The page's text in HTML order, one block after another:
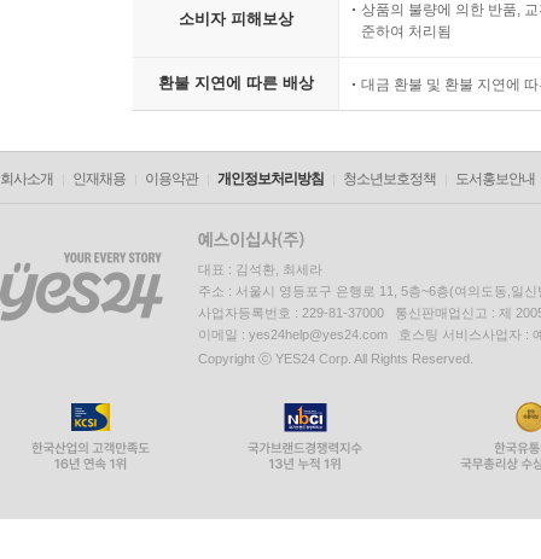
소비자 피해보상
상품의 불량에 의한 반품,
준하여 처리됨
환불 지연에 따른 배상 대금 환불 및 환불 지연에
회사소개 인재채용 이용약관 개인정보처리방침 청소년보호정책 도서홍보안내
대표 : 김석환, 최세라
주소 : 서울시 영등포구 은행로 11, 5층~6층(여의도동,일신
사업자등록번호 : 229-81-37000 통신판매업신고 : 제
이메일 : yes24help@yes24.com 호스팅 서비스사업자 :
Copyright ⓒ YES24 Corp. All Rights Reserved.